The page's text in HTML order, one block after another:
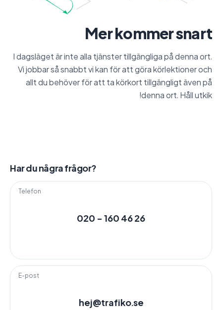
Mer kommer snart
I dagsläget är inte alla tjänster tillgängliga på denna ort.
Vi jobbar så snabbt vi kan för att göra körlektioner och
allt du behöver för att ta körkort tillgängligt även på
denna ort. Håll utkik!
Har du några frågor?
Telefon
020 - 160 46 26
E-post
hej@trafiko.se